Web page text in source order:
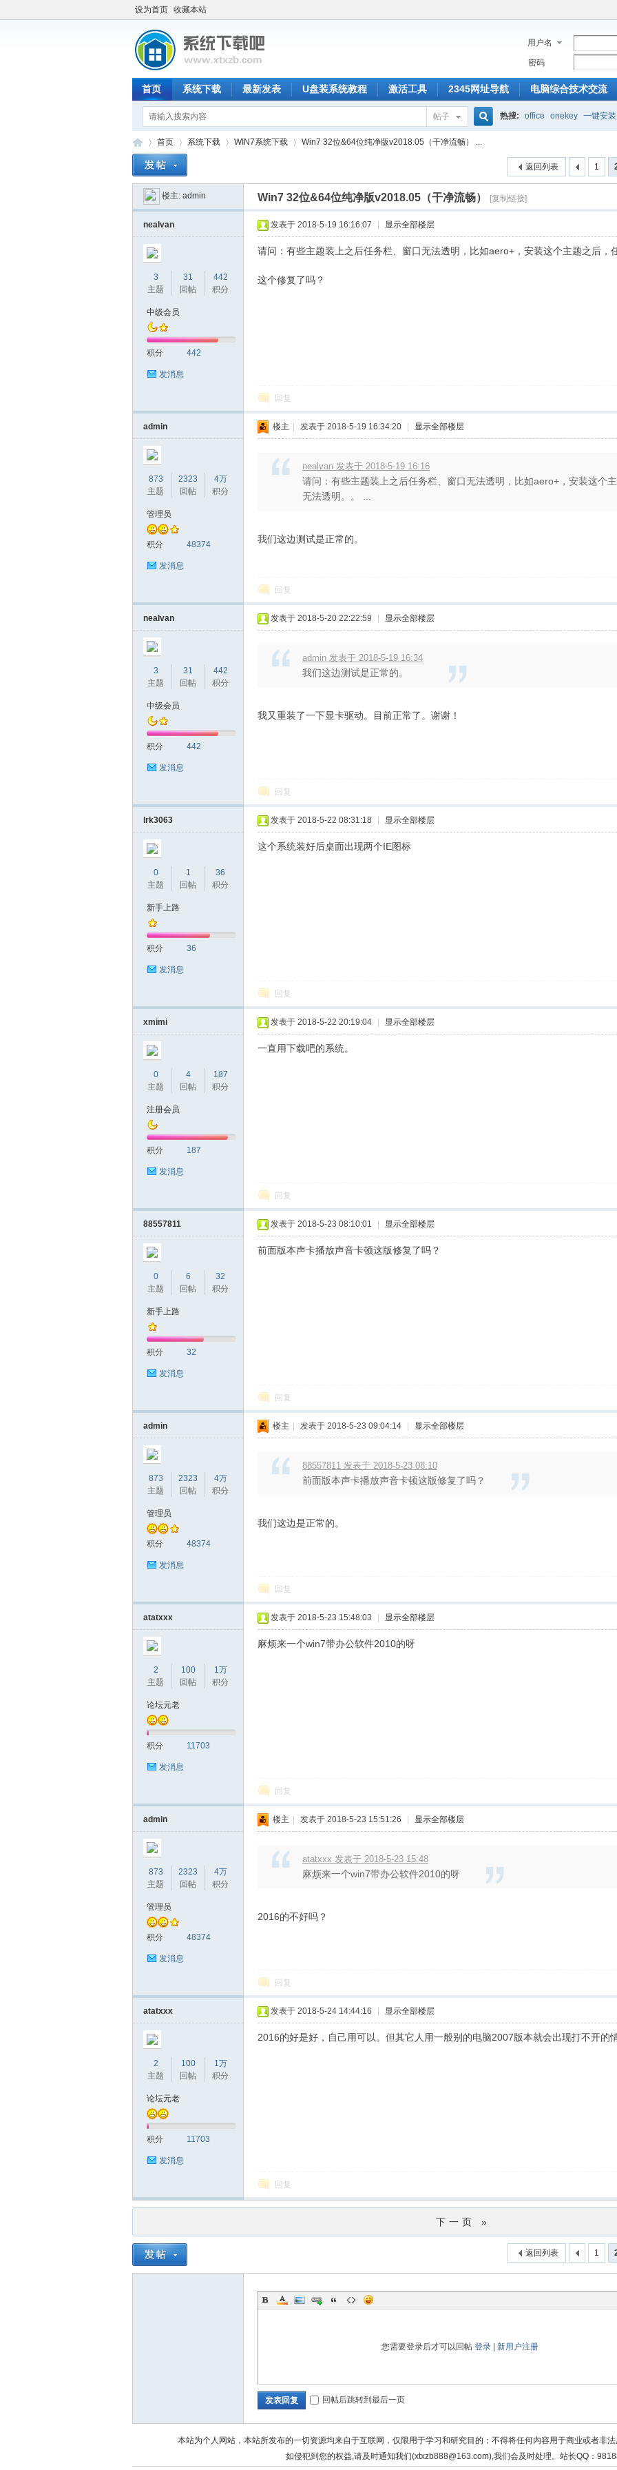
设为首页 收藏本站
用户名
密码
首页 系统下载 最新发表 U盘装系统教程 激活工具 2345网址导航 电脑综合技术交流
帖子
索
热搜: office onekey 一键安装
»
首页
›
系统下载 WIN7系统下载
›
Win7 32位&64位纯净版v2018.05（干净流畅） ...
1
返回列表
楼主: admin Win7 32位&64位纯净版v2018.05（干净流畅） [复制链接]
nealvan
3
主题
31
回帖
442
积分
中级会员
积分 442
发消息
发表于 2018-5-19 16:16:07 显示全部楼层
请问：有些主题装上之后任务栏、窗口无法透明，比如aero+，安装这个主题之后，
这个修复了吗？
回复
admin
873
主题
2323
回帖
4万
积分
管理员
积分 48374
发消息
楼主 发表于 2018-5-19 16:34:20 显示全部楼层
nealvan 发表于 2018-5-19 16:16
请问：有些主题装上之后任务栏、窗口无法透明，比如aero+，安装这个
无法透明。。 ...
我们这边测试是正常的。
回复
nealvan
3
主题
31
回帖
442
积分
中级会员
积分 442
发消息
发表于 2018-5-20 22:22:59 显示全部楼层
admin 发表于 2018-5-19 16:34
我们这边测试是正常的。
我又重装了一下显卡驱动。目前正常了。谢谢！
回复
lrk3063
0
主题
1
回帖
36
积分
新手上路
积分 36
发消息
发表于 2018-5-22 08:31:18 显示全部楼层
这个系统装好后桌面出现两个IE图标
回复
xmimi
0
主题
4
回帖
187
积分
注册会员
积分 187
发消息
发表于 2018-5-22 20:19:04 显示全部楼层
一直用下载吧的系统。
回复
88557811
0
主题
6
回帖
32
积分
新手上路
积分 32
发消息
发表于 2018-5-23 08:10:01 显示全部楼层
前面版本声卡播放声音卡顿这版修复了吗？
回复
admin
873
主题
2323
回帖
4万
积分
管理员
积分 48374
发消息
楼主 发表于 2018-5-23 09:04:14 显示全部楼层
88557811 发表于 2018-5-23 08:10
前面版本声卡播放声音卡顿这版修复了吗？
我们这边是正常的。
回复
atatxxx
2
主题
100
回帖
1万
积分
论坛元老
积分 11703
发消息
发表于 2018-5-23 15:48:03 显示全部楼层
麻烦来一个win7带办公软件2010的呀
回复
admin
873
主题
2323
回帖
4万
积分
管理员
积分 48374
发消息
楼主 发表于 2018-5-23 15:51:26 显示全部楼层
atatxxx 发表于 2018-5-23 15:48
麻烦来一个win7带办公软件2010的呀
2016的不好吗？
回复
atatxxx
2
主题
100
回帖
1万
积分
论坛元老
积分 11703
发消息
发表于 2018-5-24 14:44:16 显示全部楼层
2016的好是好，自己用可以。但其它人用一般别的电脑2007版本就会出现打不开的
回复
下一页 »
1
返回列表
您需要登录后才可以回帖 登录| 新用户注册
发表回复 回帖后跳转到最后一页
本站为个人网站，本站所发布的一切资源均来自于互联网，仅限用于学习和研究目的；不得将任何内容用于商业或者非
如侵犯到您的权益,请及时通知我们(xtxzb888@163.com),我们会及时处理。站长QQ：